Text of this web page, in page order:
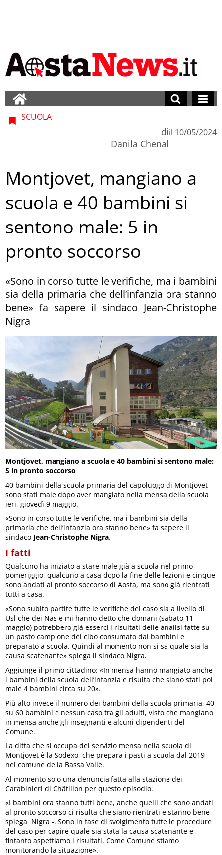
SCUOLA
di
Danila Chenal
il 10/05/2024
Montjovet, mangiano a
scuola e 40 bambini si
sentono male: 5 in
pronto soccorso
«Sono in corso tutte le verifiche, ma i bambini
sia della primaria che dell’infanzia ora stanno
bene» fa sapere il sindaco Jean-Christophe
Nigra
Montjovet, mangiano a scuola e 40 bambini si sentono male:
5 in pronto soccorso
40 bambini della scuola primaria del capoluogo di Montjovet
sono stati male dopo aver mangiato nella mensa della scuola
ieri, giovedì 9 maggio.
«Sono in corso tutte le verifiche, ma i bambini sia della
primaria che dell’infanzia ora stanno bene» fa sapere il
sindaco Jean-Christophe Nigra.
I fatti
Qualcuno ha iniziato a stare male già a scuola nel primo
pomeriggio, qualcuno a casa dopo la fine delle lezioni e cinque
sono andati al pronto soccorso di Aosta, ma sono già rientrati
tutti a casa.
«Sono subito partite tutte le verifiche del caso sia a livello di
Usl che dei Nas e mi hanno detto che domani (sabato 11
maggio) potrebbero già esserci i risultati delle analisi fatte su
un pasto campione del cibo consumato dai bambini e
preparato a scuola. Quindi al momento non si sa quale sia la
causa scatenante» spiega il sindaco Nigra.
Aggiunge il primo cittadino: «In mensa hanno mangiato anche
i bambini della scuola dell’infanzia e risulta che siano stati poi
male 4 bambini circa su 20».
Più alto invece il numero dei bambini della scuola primaria, 40
su 60 bambini e nessun caso tra gli adulti, visto che mangiano
in mensa anche gli insegnanti e alcuni dipendenti del
Comune.
La ditta che si occupa del servizio mensa nella scuola di
Montjovet è la Sodexo, che prepara i pasti a scuola dal 2019
nel comune della Bassa Valle.
Al momento solo una denuncia fatta alla stazione dei
Carabinieri di Châtillon per questo episodio.
«I bambini ora stanno tutti bene, anche quelli che sono andati
al pronto soccorso ci risulta che siano rientrati e stanno bene –
spiega Nigra -. Sono in fase di svolgimento tutte le procedure
del caso per capire quale sia stata la causa scatenante e
fintanto aspettiamo i risultati. Come Comune stiamo
monitorando la situazione».